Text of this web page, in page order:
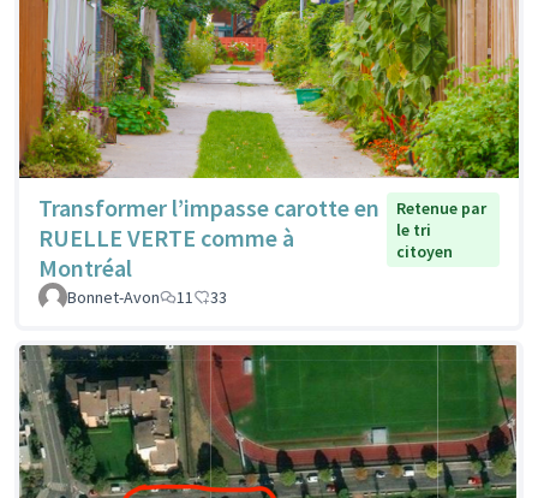
Transformer l’impasse carotte en
RUELLE VERTE comme à
Montréal
Retenue par
le tri
citoyen
Bonnet-Avon 11 33